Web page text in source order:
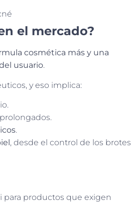
el mercado?
cosmética más y una
usuario.
y eso implica:
.
, desde el control de los brotes
para productos que exigen